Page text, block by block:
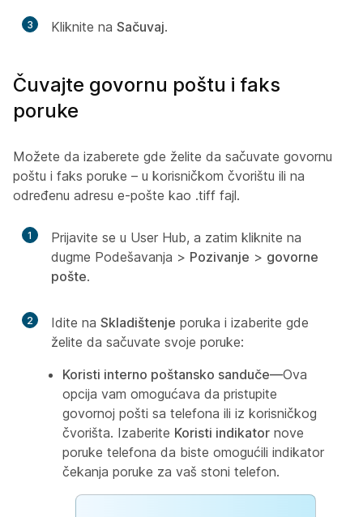
3 Kliknite na Sačuvaj.
Čuvajte govornu poštu i faks
poruke
Možete da izaberete gde želite da sačuvate govornu
poštu i faks poruke – u korisničkom čvorištu ili na
određenu adresu e-pošte kao .tiff fajl.
1
Prijavite se u User Hub, a zatim kliknite na
dugme Podešavanja > Pozivanje > govorne
pošte.
2 Idite na Skladištenje poruka i izaberite gde
želite da sačuvate svoje poruke:
Koristi interno poštansko sanduče—Ova
opcija vam omogućava da pristupite
govornoj pošti sa telefona ili iz korisničkog
čvorišta. Izaberite Koristi indikator nove
poruke telefona da biste omogućili indikator
čekanja poruke za vaš stoni telefon.